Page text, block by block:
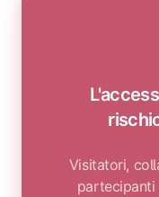
Visitatori,
partecipanti